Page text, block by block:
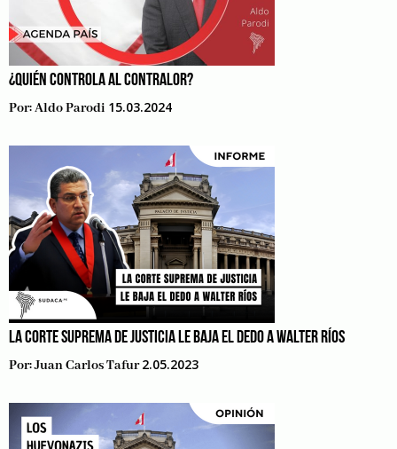
¿QUIÉN CONTROLA AL CONTRALOR?
Por:Aldo Parodi 15.03.2024
LA CORTE SUPREMA DE JUSTICIA LE BAJA EL DEDO A WALTER RÍOS
Por:Juan Carlos Tafur 2.05.2023